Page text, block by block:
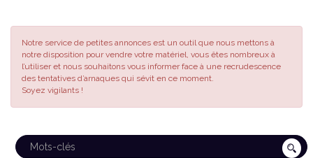
Notre service de petites annonces est un outil que nous mettons à
notre disposition pour vendre votre matériel, vous êtes nombreux à
l’utiliser et nous souhaitons vous informer face à une recrudescence
des tentatives d’arnaques qui sévit en ce moment.
Soyez vigilants !